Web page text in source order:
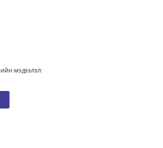
мэдээлэл: